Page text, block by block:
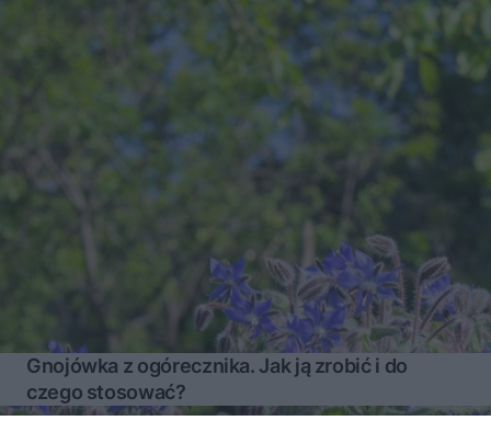
Gnojówka z ogórecznika. Jak ją zrobić i do
czego stosować?